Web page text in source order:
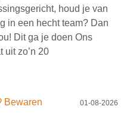
houd je van
in een hecht team? Dan
Dit ga je doen Ons
uit zo’n 20
Bewaren 01-08-2026